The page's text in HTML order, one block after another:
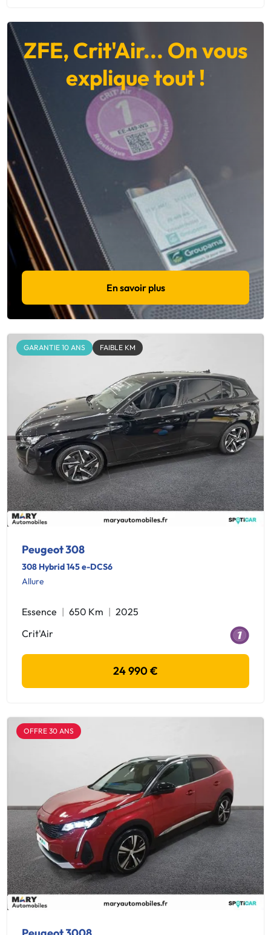
ZFE, Crit'Air... On vous
explique tout !
En savoir plus
GARANTIE 10 ANS FAIBLE KM
Peugeot 308
308 Hybrid 145 e-DCS6
Allure
Essence 650 Km
2025
Crit'Air
24 990 €
OFFRE 30 ANS